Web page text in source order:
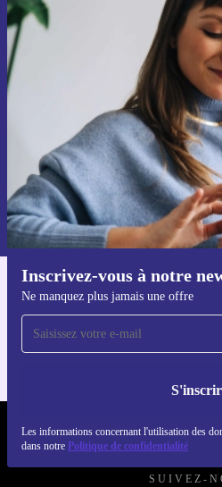
Inscrivez-vous à notre
Ne manquez plus jamais une offre
Les informations concernant l'utilisation des
dans notre Politique de confidentialité
Recevoir offres
par mail
Ne manquez plus
Retrouvez les informations sur
dans notrepolitique de confidentialité.
Téléchargez
Pour iOS et Android
REFURBED
SUIVEZ-